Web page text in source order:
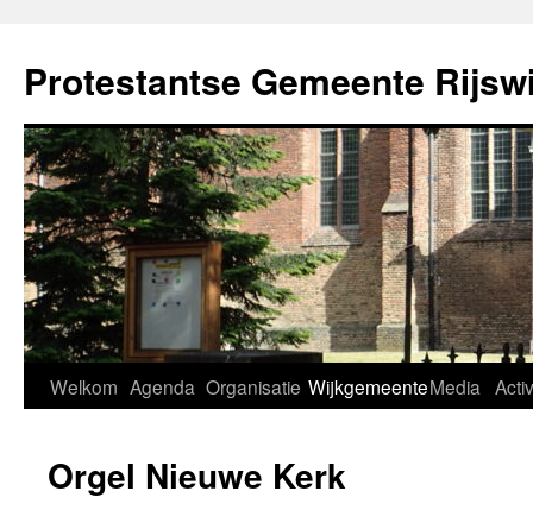
de
inhoud
Protestantse Gemeente
Welkom Agenda Organisatie WijkgemeenteMedia
Orgel Nieuwe Kerk